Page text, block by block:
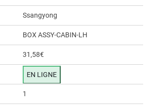
Ssangyong
BOX ASSY-CABIN-LH
31,58€
EN LIGNE
1